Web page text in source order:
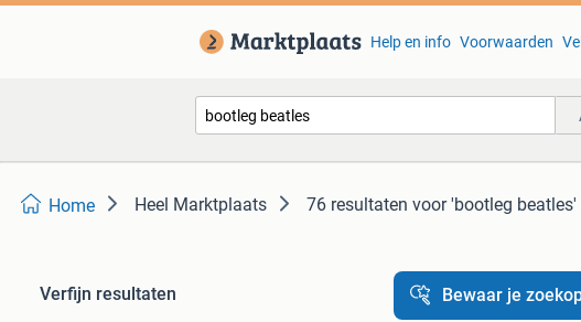
Help en info Voorwaarden
Home Heel Marktplaats 76 resultaten voor 'bootleg beatles'
Verfijn resultaten
Bewaar je